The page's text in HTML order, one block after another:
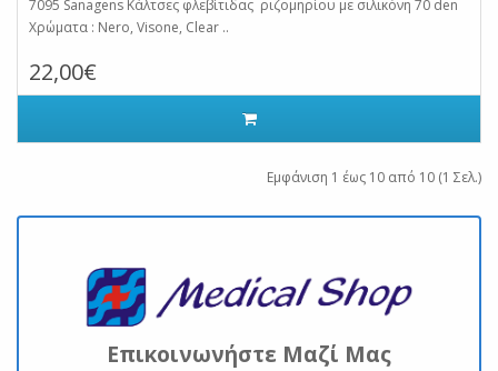
7095 Sanagens Κάλτσες φλεβίτιδας ριζομηρίου με σιλικόνη 70 den
Χρώματα : Nero, Visone, Clear ..
22,00€
Εμφάνιση 1 έως 10 από 10 (1 Σελ.)
Επικοινωνήστε Μαζί Μας